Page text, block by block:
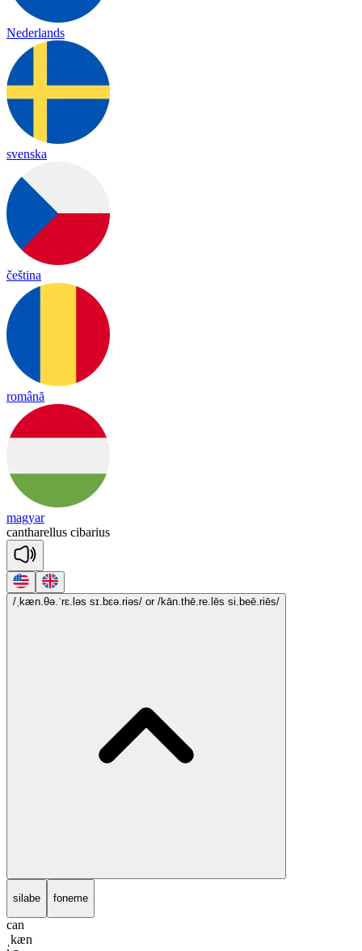
Nederlands
svenska
čeština
română
magyar
cantharellus cibarius
/ˌkæn.θə.ˈrɛ.ləs sɪ.bɛə.riəs/ or /kān.thē.re.lēs si.beē.riēs/
silabe foneme
can
ˌkæn